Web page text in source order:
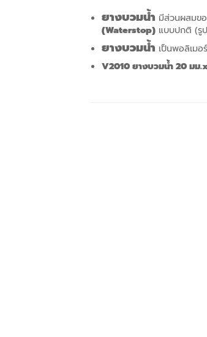
ยางบวมน้ำ มีส่วนผสมข
(Waterstop)แบบปกติ (รูป
ยางบวมน้ำ เป็นพอลิเมอ
V2010 ยางบวมน้ำ 20 มม